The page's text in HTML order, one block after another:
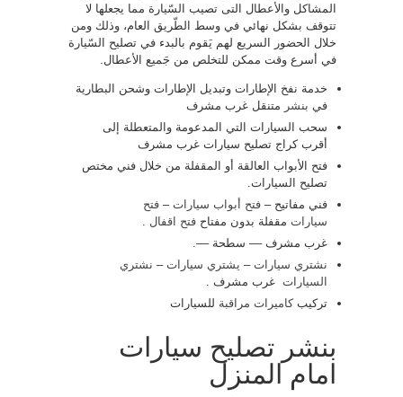
المشاكل والأعطال التى تصيب السّيارة مما يجعلها لا
تتوقف بشكل نهائي في وسط الطّريق العام، وذلك ومن
خلال الحضور السريع لهم يَقوم بالبدء في تصليح السّيارة
في أسرع وقت ممكن للتخلص من جَميع الأعطال.
خدمة نفخ الإطارات وتبديل الإطارات وشحن البطارية
في بنشر متنقل غرب مشرف
سحب السيارات التي المدعومة والمتعطلة إلى
أقرب كراج تصليح سيارات غرب مشرف
فتح الأبواب العالقة أو المقفلة من خلال فني مختص
تصليح السيارات.
فني مفاتيح – فتح أبواب سيارات – فتح
سيارات مقفلة بدون مفتاح فتح اقفال
غرب مشرف –– سطحة ––.
نشتري سيارات – يشتري سيارات – نشتري
السيارات غرب مشرف .
تركيبكاميرات مراقبة للسيارات
بنشر تصليح سيارات
امام المنزل